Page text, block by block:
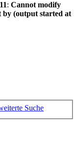
: Cannot modify
by (output started at
Suche